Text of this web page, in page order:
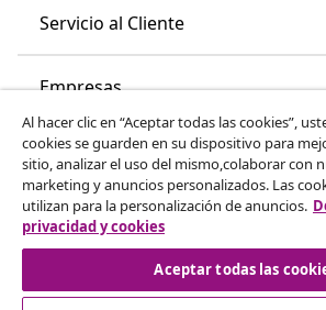
Servicio al Cliente
Empresas
vidaXL
Descubre mas
Al hacer clic en “Aceptar todas las cookies”,
cookies se guarden en su dispositivo para
sitio, analizar el uso del mismo,colaborar con
marketing y anuncios personalizados. Las
utilizan para la personalización de anuncios.
privacidad y cookies
Aceptar todas las